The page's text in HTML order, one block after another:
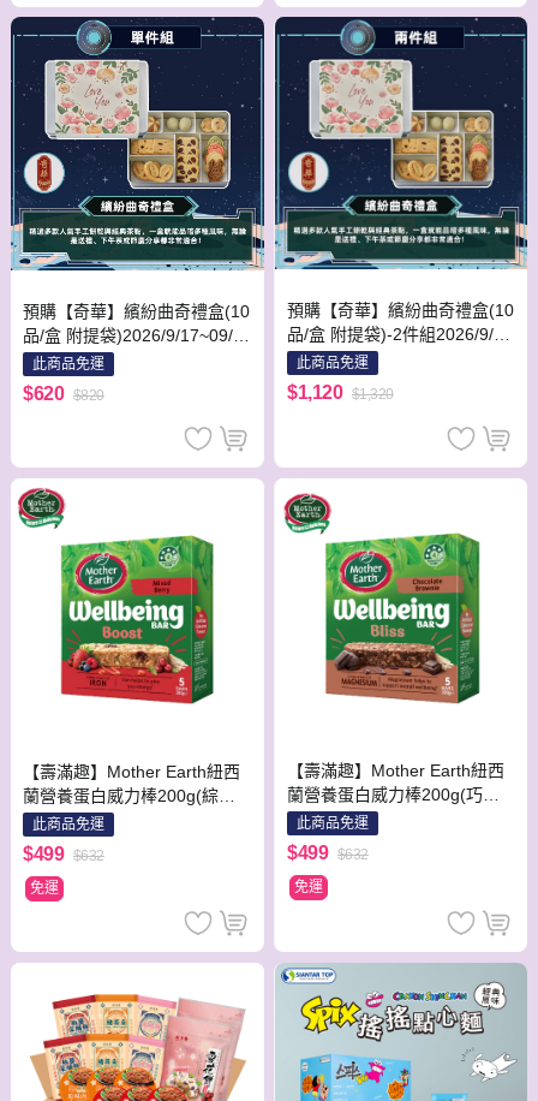
預購【奇華】繽紛曲奇禮盒(10
品/盒 附提袋)2026/9/17~09/2
3出貨_2026中秋
此商品免運
$620 $820
預購【奇華】繽紛曲奇禮盒(10
品/盒 附提袋)-2件組2026/9/17
~09/23出貨_2026中秋
此商品免運
$1,120 $1,320
【壽滿趣】Mother Earth紐西
蘭營養蛋白威力棒200g(綜合
莓果x4盒)
此商品免運
$499 $632
免運
【壽滿趣】Mother Earth紐西
蘭營養蛋白威力棒200g(巧克
力布朗尼x4盒)
此商品免運
$499 $632
免運